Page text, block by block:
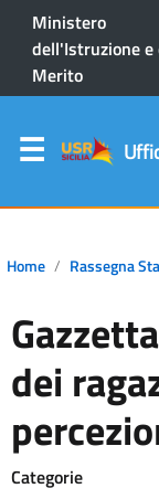
Ministero
dell'Istruzione e
Merito
Home Rassegna
dei
Categorie